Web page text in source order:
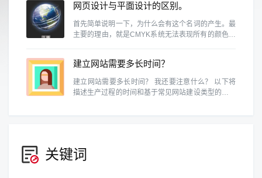
网页设计与平面设计的区别。
首先简单说明一下，为什么会有这个名词的产生。最
主要的理由，就是CMYK系统无法表现所有的颜色。
建立网站需要多长时间？
建立网站需要多长时间？ 我还要注意什么？ 以下将
描述生产过程的时间和基于常见网站建设类型的预防
关键词